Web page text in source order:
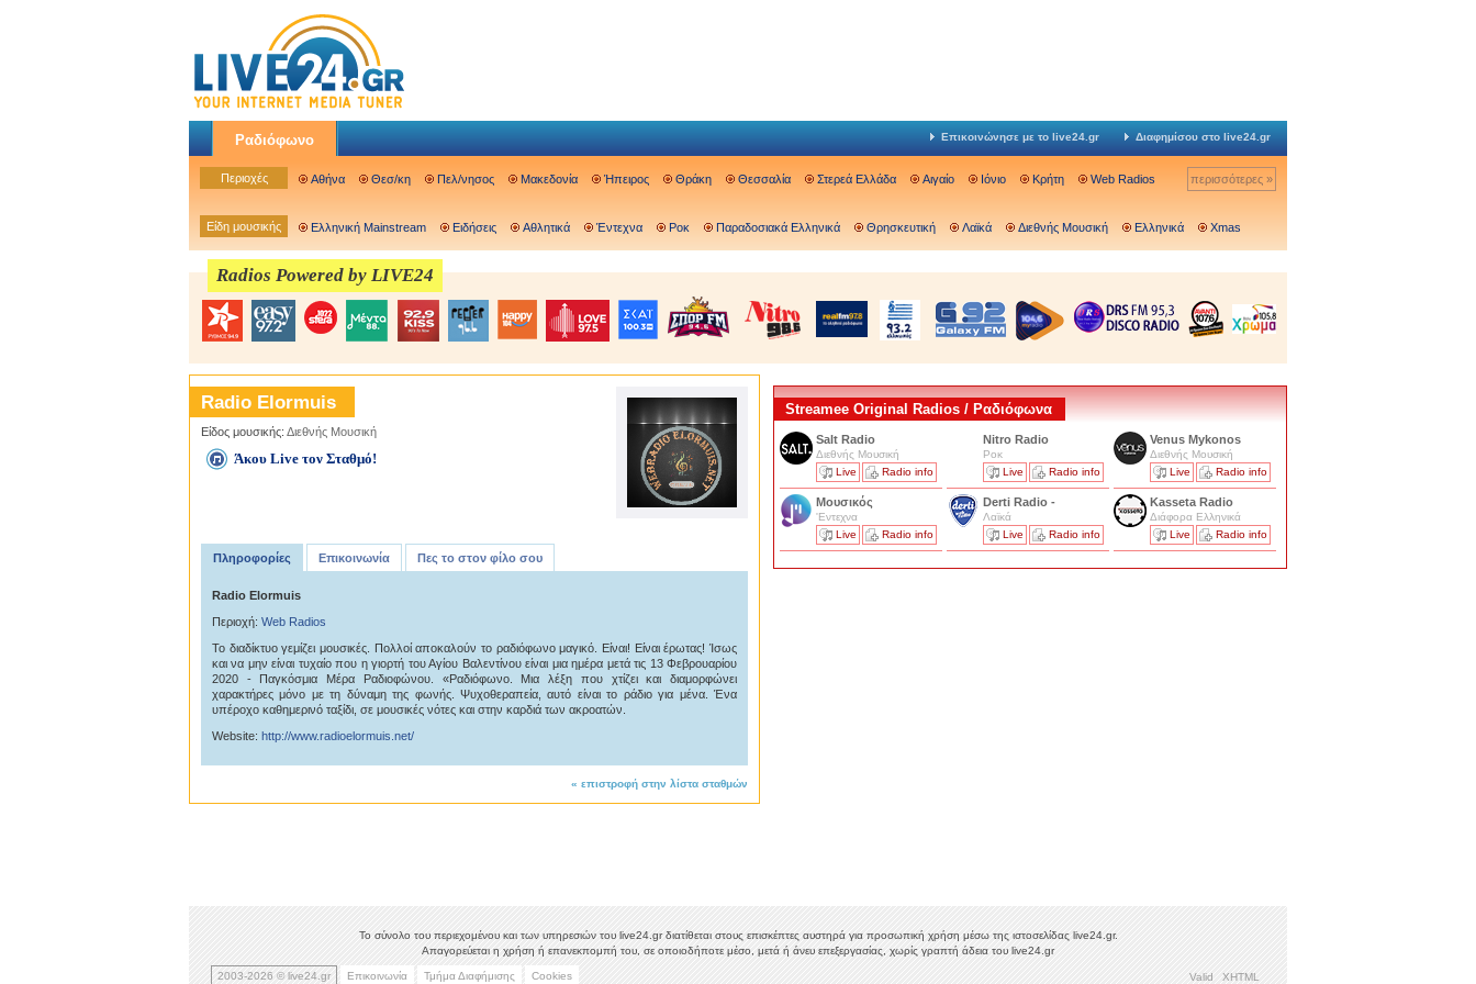
Ραδιόφωνο Επικοινώνησε με το live24.gr Διαφημίσου στο live24.gr
Περιοχές Αθήνα Θεσ/κη Πελ/νησος Μακεδονία Ήπειρος Θράκη Θεσσαλία Στερεά Ελλάδα Αιγαίο Ιόνιο Κρήτη Web Radios περισσότερες »
Είδη μουσικής Ελληνική Mainstream Ειδήσεις Αθλητικά Έντεχνα Ροκ Παραδοσιακά Ελληνικά Θρησκευτική Λαϊκά Διεθνής Μουσική Ελληνικά Xmas
Radios Powered by LIVE24
Radio Elormuis
Είδος μουσικής: Διεθνής Μουσική
Άκου Live τον Σταθμό!
Πληροφορίες Επικοινωνία Πες το στον φίλο σου
Radio Elormuis
Περιοχή: Web Radios
To διαδίκτυο γεμίζει μουσικές. Πολλοί αποκαλούν το ραδιόφωνο μαγικό. Είναι! Είναι έρωτας! Ίσως
και να μην είναι τυχαίο που η γιορτή του Αγίου Βαλεντίνου είναι μια ημέρα μετά τις 13 Φεβρουαρίου
2020 - Παγκόσμια Μέρα Ραδιοφώνου. «Ραδιόφωνο. Μια λέξη που χτίζει και διαμορφώνει
χαρακτήρες μόνο με τη δύναμη της φωνής. Ψυχοθεραπεία, αυτό είναι το ράδιο για μένα. Ένα
υπέροχο καθημερινό ταξίδι, σε μουσικές νότες και στην καρδιά των ακροατών.
Website: http://www.radioelormuis.net/
« επιστροφή στην λίστα σταθμών
Streamee Original Radios / Ραδιόφωνα
Salt Radio
Διεθνής Μουσική
Live
Radio info
Nitro Radio
Ροκ
Live
Radio info
Venus Mykonos
Διεθνής Μουσική
Live
Radio info
Μουσικός
'Εντεχνα
Live
Radio info
Derti Radio -
Λαϊκά
Live
Radio info
Kasseta Radio
Διάφορα Ελληνικά
Live
Radio info
Το σύνολο του περιεχομένου και των υπηρεσιών του live24.gr διατίθεται στους επισκέπτες αυστηρά για προσωπική χρήση μέσω της ιστοσελίδας live24.gr.
Απαγορεύεται η χρήση ή επανεκπομπή του, σε οποιοδήποτε μέσο, μετά ή άνευ επεξεργασίας, χωρίς γραπτή άδεια του live24.gr
2003-2026 © live24.gr Επικοινωνία Τμήμα Διαφήμισης Cookies Valid XHTML